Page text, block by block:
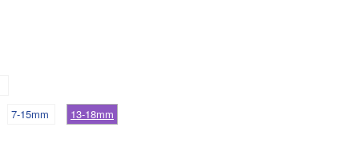
7-15mm 13-18mm